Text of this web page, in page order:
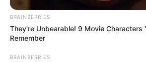
BRAINBERRIES
They're Unbearable! 9 Movie Characters
Remember
BRAINBERRIES